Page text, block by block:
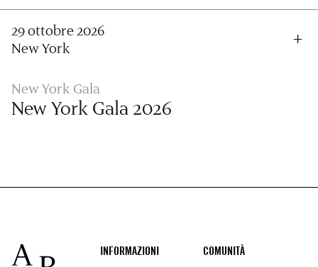
29 ottobre 2026
New York
New York Gala
New York Gala 2026
Footer
INFORMAZIONI COMUNITÀ